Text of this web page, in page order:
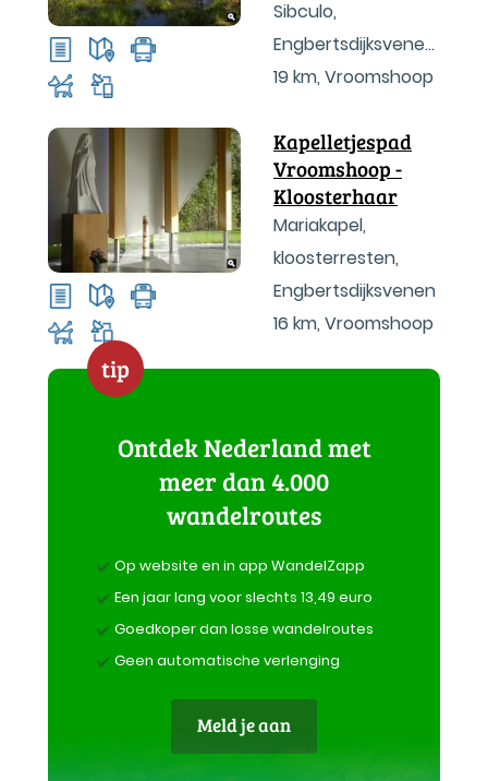
Sibculo,
Engbertsdijksvenen,
Veenkanaal
19 km, Vroomshoop
Kapelletjespad
Vroomshoop -
Kloosterhaar
Mariakapel,
kloosterresten,
Engbertsdijksvenen
16 km, Vroomshoop
tip
Ontdek Nederland met
meer dan 4.000
wandelroutes
Op website en in app WandelZapp
Een jaar lang voor slechts 13,49 euro
Goedkoper dan losse wandelroutes
Geen automatische verlenging
Meld je aan